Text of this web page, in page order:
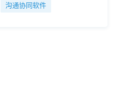
沟通协同软件